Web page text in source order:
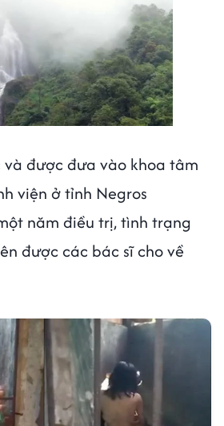
được đưa vào khoa tâm
viện ở tỉnh Negros
năm điều trị, tình trạng
được các bác sĩ cho về